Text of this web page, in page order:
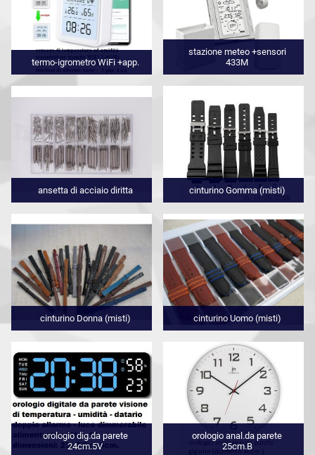
termo-igrometro WiFi +app.
stazione meteo +sensori
433M
ansetta di acciaio diritta cinturino Gomma (misti)
cinturino Donna (misti) cinturino Uomo (misti)
orologio dig.da parete
24cm.5V
orologio anal.da parete
25cm.B